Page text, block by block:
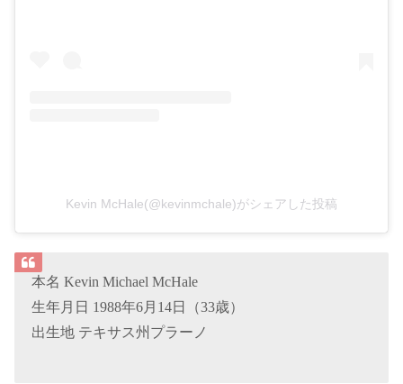
Kevin McHale(@kevinmchale)がシェアした投稿
本名 Kevin Michael McHale
生年月日 1988年6月14日（33歳）
出生地 テキサス州プラーノ